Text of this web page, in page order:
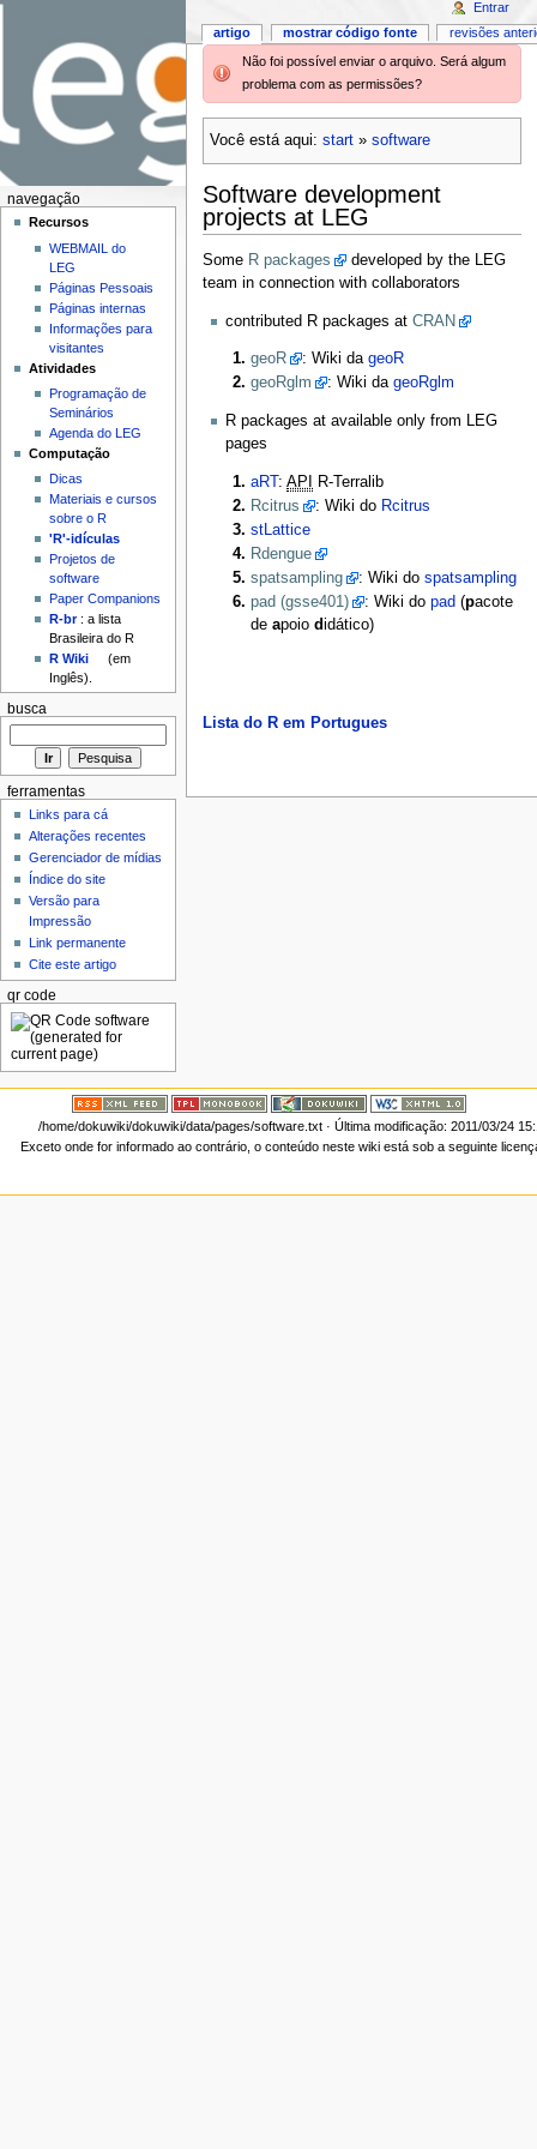
Não foi possível enviar o arquivo. Será algum
problema com as permissões?
Você está aqui: start» software
Software development
projects at LEG
Some R packages
developed by the LEG
team in connection with collaborators
contributed R packages at CRAN
geoR : Wiki dageoR
geoRglm
: Wiki dageoRglm
R packages at available only from LEG
pages
aRT:API
R-Terralib
Rcitrus
: Wiki do Rcitrus
stLattice
Rdengue
spatsampling
: Wiki dospatsampling
pad (gsse401)
: Wiki dopad (pacote
deapoiodidático)
Lista do R em Portugues
artigo mostrar código fonte revisões
Entrar
navegação
Recursos
WEBMAIL do
LEG
Páginas Pessoais
Páginas internas
Informações para
visitantes
Atividades
Programação de
Seminários
Agenda do LEG
Computação
Dicas
Materiais e cursos
sobre o R
'R'-idículas
Projetos de
software
Paper Companions
R-br: a lista
Brasileira do R
R Wiki
(em
Inglês).
busca
ferramentas
Links para cá
Alterações recentes
Gerenciador de mídias
Índice do site
Versão para
Impressão
Link permanente
Cite este artigo
qr code
/home/dokuwiki/dokuwiki/data/pages/software.txt· Última modificação: 2011/03/24
Exceto onde for informado ao contrário, o conteúdo neste wiki está sob a seguinte